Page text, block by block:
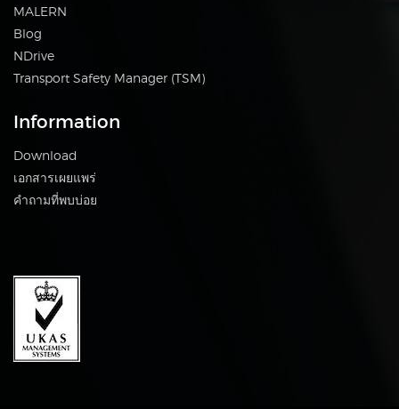
MALERN
Blog
NDrive
Transport Safety Manager (TSM)
Information
Download
เอกสารเผยแพร่
คำถามที่พบบ่อย